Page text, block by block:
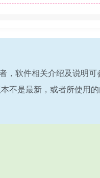
软件相关介绍及说明
不是最新，或者所使